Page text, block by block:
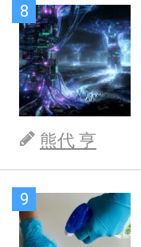
8
熊代 亨
9